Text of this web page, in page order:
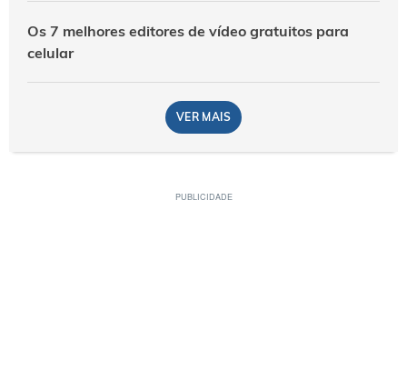
Os 7 melhores editores de vídeo gratuitos para
celular
VER MAIS